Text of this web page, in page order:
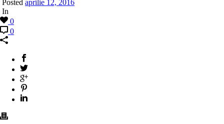
Posted aprilie 12, 2016
In
0
0